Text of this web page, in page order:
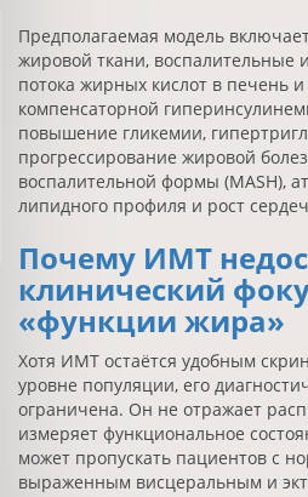
Предполагаемая модель
жировой ткани,
потока жирных кислот в печень
компенсаторной
повышение гликемии,
прогрессирование жировой
воспалительной формы (MASH),
липидного профиля и рост
Почему ИМТ
клинический
«функции жира»
Хотя ИМТ остаётся удобным
уровне популяции, его
ограничена. Он не отражает
измеряет функциональное
может пропускать пациентов с
выраженным висцеральным и